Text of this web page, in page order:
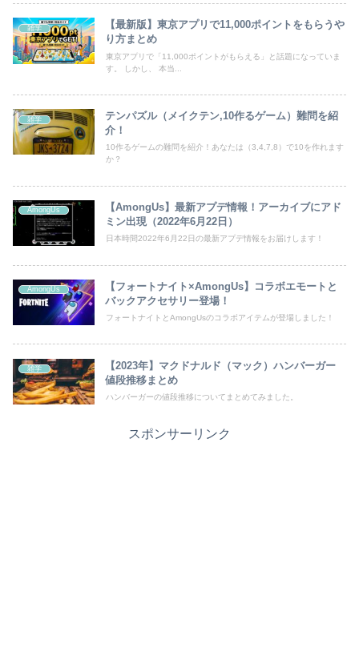
雑学
【最新版】東京アプリで11,000ポイントをもらうや
り方まとめ
東京アプリで「11,000ポイントがもらえる」と話題になっていま
す。 しかし、 本当...
雑学
テンパズル（メイクテン,10作るゲーム）難問を紹
介！
10作るゲームの難問を紹介！あなたは（3,4,7,8）で10を作れます
か？
AmongUs
【AmongUs】最新アプデ情報！アーカイブにアド
ミン出現（2022年6月22日）
日本時間2022年6月22日の最新アプデ情報をお届けします！
AmongUs
【フォートナイト×AmongUs】コラボエモートと
バックアクセサリー登場！
フォートナイトとAmongUsのコラボアイテムが登場しました！
雑学
【2023年】マクドナルド（マック）ハンバーガー
値段推移まとめ
ハンバーガーの値段推移についてまとめてみました。
スポンサーリンク